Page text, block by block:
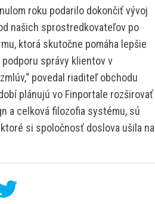
roku podarilo dokončiť vývoj
našich sprostredkovateľov po
ktorá skutočne pomáha lepšie
správy klientov v
povedal riaditeľ obchodu
plánujú vo Finportale rozširovať
a celková filozofia systému, sú
si spoločnosť doslova ušila na